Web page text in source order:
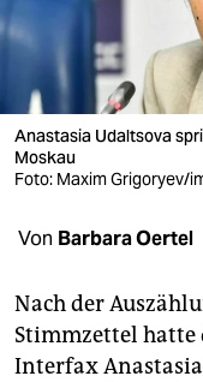
wahrheit
verlag
verlag
veranstaltungen
unterstützen
abo
Anastasia Udaltsova
Moskau
Foto: Maxim Grigoryev/
Von Barbara Oertel
Nach der
Stimmzettel
Interfax